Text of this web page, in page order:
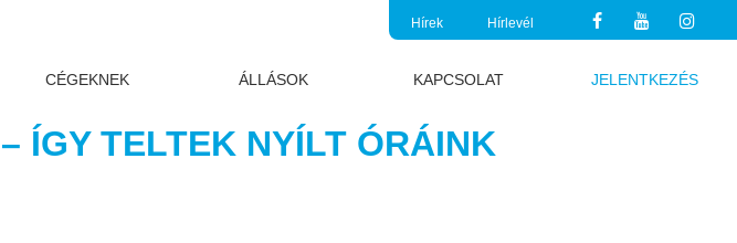
Hírek Hírlevél
CÉGEKNEK ÁLLÁSOK KAPCSOLAT JELENTKEZÉS
ÍGY TELTEK NYÍLT ÓRÁINK